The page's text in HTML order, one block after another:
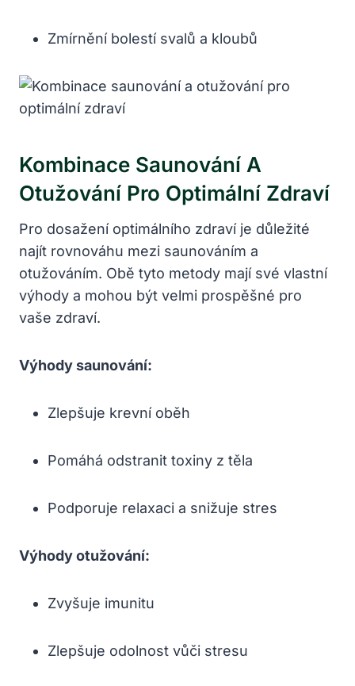
Zmírnění bolestí svalů a kloubů
Kombinace Saunování A
Otužování Pro Optimální Zdraví
Pro dosažení optimálního zdraví je důležité
najít rovnováhu mezi saunováním a
otužováním. Obě tyto metody mají své vlastní
výhody a mohou být velmi prospěšné pro
vaše zdraví.
Výhody saunování:
Zlepšuje krevní oběh
Pomáhá odstranit toxiny z těla
Podporuje relaxaci a snižuje stres
Výhody otužování:
Zvyšuje imunitu
Zlepšuje odolnost vůči stresu